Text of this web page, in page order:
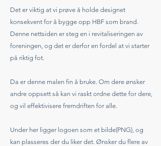
Det er viktig at vi prøve å holde designet
konsekvent for å bygge opp HBF som brand.
Denne nettsiden er steg en i revitaliseringen av
foreningen, og det er derfor en fordel at vi starter
på riktig fot.
Da er denne malen fin å bruke. Om dere ønsker
andre oppsett så kan vi raskt ordne dette for dere,
og vil effektivisere fremdriften for alle.
Under her ligger logoen som et bilde(PNG), og
kan plasseres der du liker det. Ønsker du flere av